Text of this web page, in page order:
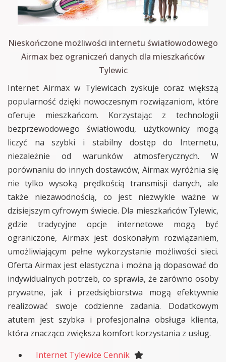
Nieskończone możliwości internetu światłowodowego
Airmax bez ograniczeń danych dla mieszkańców
Tylewic
Internet Airmax w Tylewicach zyskuje coraz większą
popularność dzięki nowoczesnym rozwiązaniom, które
oferuje mieszkańcom. Korzystając z technologii
bezprzewodowego światłowodu, użytkownicy mogą
liczyć na szybki i stabilny dostęp do Internetu,
niezależnie od warunków atmosferycznych. W
porównaniu do innych dostawców, Airmax wyróżnia się
nie tylko wysoką prędkością transmisji danych, ale
także niezawodnością, co jest niezwykle ważne w
dzisiejszym cyfrowym świecie. Dla mieszkańców Tylewic,
gdzie tradycyjne opcje internetowe mogą być
ograniczone, Airmax jest doskonałym rozwiązaniem,
umożliwiającym pełne wykorzystanie możliwości sieci.
Oferta Airmax jest elastyczna i można ją dopasować do
indywidualnych potrzeb, co sprawia, że zarówno osoby
prywatne, jak i przedsiębiorstwa mogą efektywnie
realizować swoje codzienne zadania. Dodatkowym
atutem jest szybka i profesjonalna obsługa klienta,
która znacząco zwiększa komfort korzystania z usług.
Internet Tylewice Cennik